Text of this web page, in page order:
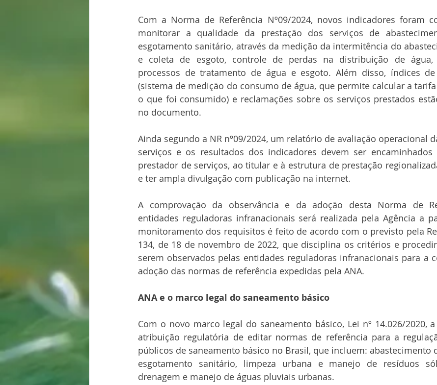
Com a Norma de Referência Nº09/2024, novos indicadores foram
monitorar a qualidade da prestação dos serviços de
esgotamento sanitário, através da medição da intermitência do
e coleta de esgoto, controle de perdas na distribuição de água,
processos de tratamento de água e esgoto. Além disso, índices
(sistema de medição do consumo de água, que permite calcular a
o que foi consumido) e reclamações sobre os serviços prestados
no documento.
Ainda segundo a NR nº09/2024, um relatório de avaliação operacional
serviços e os resultados dos indicadores devem ser encaminhados
prestador de serviços, ao titular e à estrutura de prestação
e ter ampla divulgação com publicação na internet.
A comprovação da observância e da adoção desta Norma de
entidades reguladoras infranacionais será realizada pela Agência a
monitoramento dos requisitos é feito de acordo com o previsto pela
134, de 18 de novembro de 2022, que disciplina os critérios e
serem observados pelas entidades reguladoras infranacionais para a
adoção das normas de referência expedidas pela ANA.
ANA e o marco legal do saneamento básico
Com o novo marco legal do saneamento básico, Lei nº 14.026/2020,
atribuição regulatória de editar normas de referência para a
públicos de saneamento básico no Brasil, que incluem: abastecimento
esgotamento sanitário, limpeza urbana e manejo de resíduos
drenagem e manejo de águas pluviais urbanas.